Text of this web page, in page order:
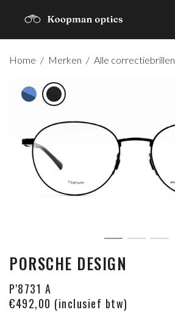
MERKEN
TRENDS
OVER ONS
CONTACT
ACCOUNT
Home / Merken / Alle correctiebrillen
PORSCHE DESIGN
P'8731 A
€492,00 (inclusief btw)